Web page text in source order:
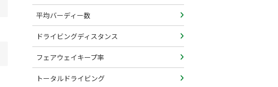
平均バーディー数
ドライビングディスタンス
フェアウェイキープ率
トータルドライビング